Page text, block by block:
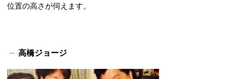
位置の高さが伺えます。
高橋ジョージ